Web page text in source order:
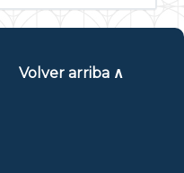
Volver arriba ∧